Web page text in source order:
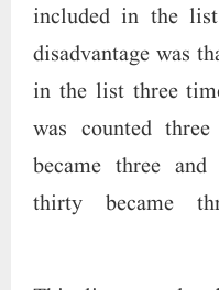
included in the
disadvantage was
in the list three
was counted
became three
thirty became